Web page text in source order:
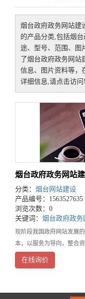
烟台政府政务网站建
的产品分类,包括烟台
途、型号、范围、图
了烟台政府政务网站
信息、图片资料等，
详细信息,请点击访问!
烟台政府政务网站
分类： 烟台网站建设
产品编号：1563527635
浏览次数：0
关键词： 烟台政府政务
现阶段我国政府网站发展
本，以服务为导向，整合
出一条高绩效、可持续发
一步的建设和发展提出了
在线询价